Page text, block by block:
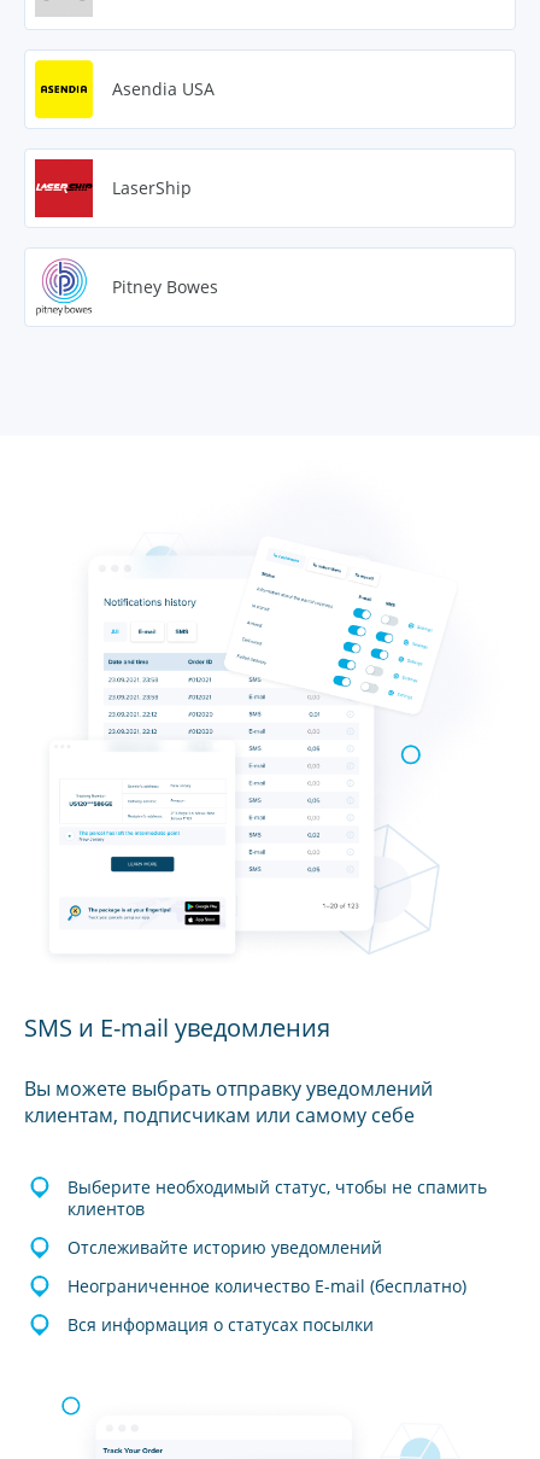
Asendia USA
LaserShip
Pitney Bowes
SMS и E-mail уведомления
Вы можете выбрать отправку уведомлений
клиентам, подписчикам или самому себе
Выберите необходимый статус, чтобы не спамить
клиентов
Отслеживайте историю уведомлений
Неограниченное количество E-mail (бесплатно)
Вся информация о статусах посылки